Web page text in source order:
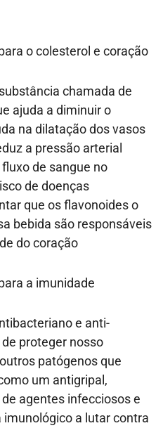
o colesterol e coração
chamada de
ajuda a diminuir o
na dilatação dos vasos
a pressão arterial
de sangue no
de doenças
que os flavonoides o
bebida são responsáveis
do coração
a imunidade
e anti-
proteger nosso
patógenos que
um antigripal,
agentes infecciosos e
a lutar contra